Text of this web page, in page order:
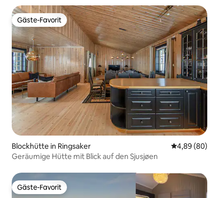
Gäste-Favorit
Gäste-Favorit
Blockhütte in Ringsaker
4,89 (80)
Geräumige Hütte mit Blick auf den Sjusjøen
Gäste-Favorit
Gäste-Favorit